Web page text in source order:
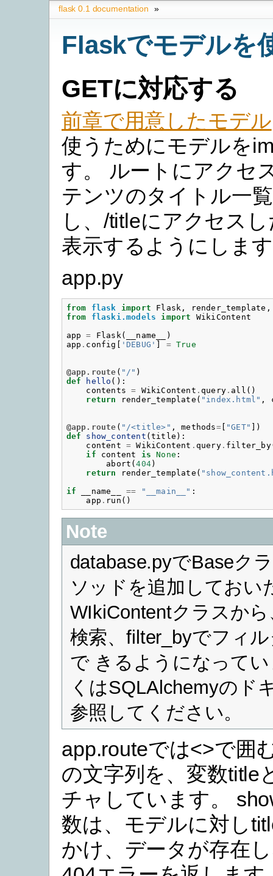
flask 0.1 documentation »
Flaskでモデルを
GETに対応する
前章で用意したモデル
使うためにモデルを
す。 ルートにアクセ
テンツのタイトル一
し、/titleにアクセス
表示するようにしま
app.py
from flask import Flask , render_template ,
from
flaski.models import
WikiContent
app
= Flask ( __name__
)
app . config 'DEBUG' = True
@app.route ( "/" )
def
hello ():
contents
= WikiContent .query . all ()
return
render_template ( "index.html" ,
@app.route ( "/<title>" , methods=[ "GET"
])
def
show_content (title ):
content
= WikiContent . query. filter_by
if
content is None :
abort (404)
return
render_template (
if
__name__ == "__main__" :
app . run ()
Note
database.pyでBaseク
ソッドを追加しておい
WIkiContentクラスか
検索、filter_byでフィ
で きるようになって
くはSQLAlchemyのド
参照してください。
app.routeでは<>で囲
の文字列を、変数title
チャしています。
数は、モデルに対し
かけ、データが存在